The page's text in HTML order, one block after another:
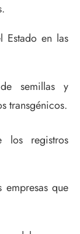
Estado en las
semillas y
transgénicos.
los registros
empresas que